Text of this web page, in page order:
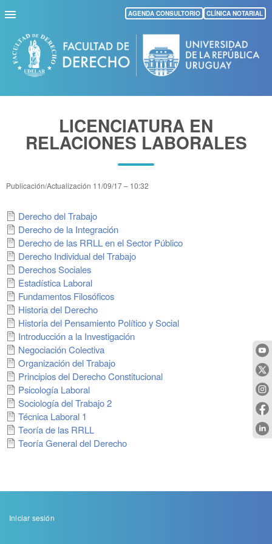
Pasar
al
contenido
principal
AGENDA CONSULTORIO CLÍNICA NOTARIAL
LICENCIATURA EN
RELACIONES LABORALES
Publicación/Actualización 11/09/17 – 10:32
Derecho del Trabajo
Derecho de la Integración
Derecho de las RRLL en el Sector Público
Derecho Individual del Trabajo
Derechos Sociales
Estadística Laboral
Fundamentos Filosóficos
Historia del Derecho
Historia del Pensamiento Político y Social
Introducción a la Investigación
Negociación Colectiva
Organización del Trabajo
Principios del Derecho Constitucional
Psicología Laboral
Sociología del Trabajo 2
Técnica Laboral 1
Teoría de las RRLL
Teoría General del Derecho
Menu
Iniciar sesión